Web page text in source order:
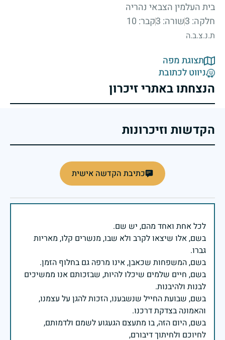
בית העלמין הצבאי נהריה
חלקה: 3
שורה: 3 קבר: 10
ת.נ.צ.ב.ה
תצוגת מפה
ניווט לכתובת
הנצחתו באתרי זיכרון
הקדשות וזיכרונות
כתיבת הקדשה אישית
בשם, אלו שיצאו לקרב ולא שבו, מנשרים קלו, מאריות
בשם, חיים שלמים שיכלו להיות, שבזכותם אנו ממשיכים
בשם, שבועת החייל שנשבענו, הזכות להגן על עצמנו,
בשם, היום הזה, בו מתעצם הגעגוע לשמם ולדמותם,